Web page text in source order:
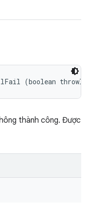
(boolean
thành công. Được